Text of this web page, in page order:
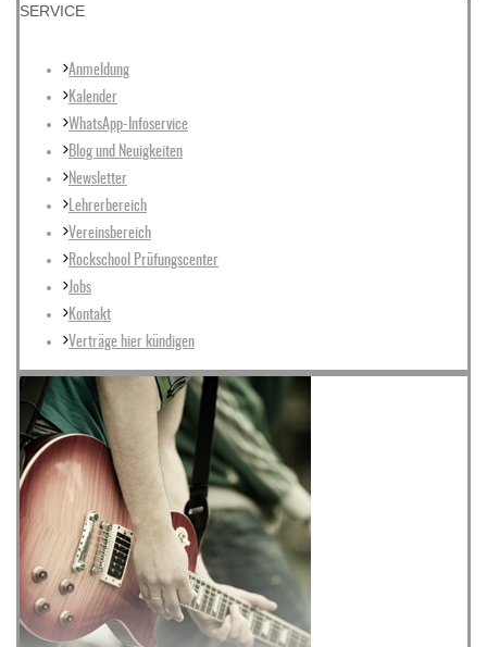
SERVICE
Anmeldung
Kalender
WhatsApp-Infoservice
Blog und Neuigkeiten
Newsletter
Lehrerbereich
Vereinsbereich
Rockschool Prüfungscenter
Jobs
Kontakt
Verträge hier kündigen